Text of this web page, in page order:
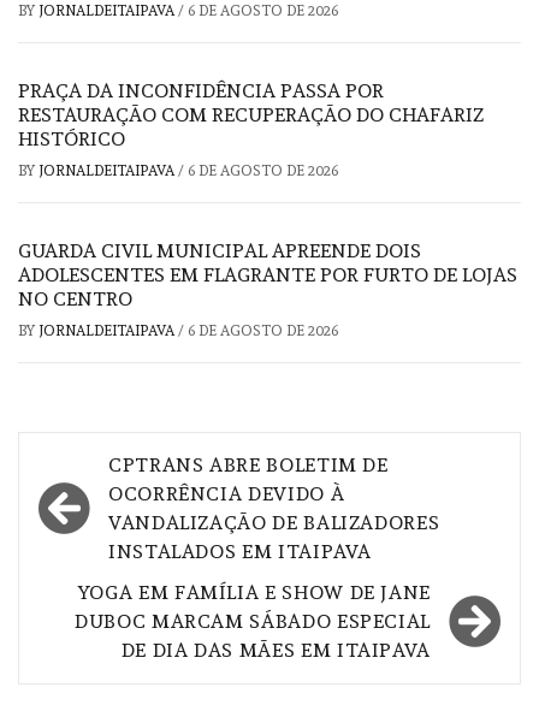
BY JORNALDEITAIPAVA / 6 DE AGOSTO DE 2026
PRAÇA DA INCONFIDÊNCIA PASSA POR
RESTAURAÇÃO COM RECUPERAÇÃO DO CHAFARIZ
HISTÓRICO
BY JORNALDEITAIPAVA / 6 DE AGOSTO DE 2026
GUARDA CIVIL MUNICIPAL APREENDE DOIS
ADOLESCENTES EM FLAGRANTE POR FURTO DE LOJAS
NO CENTRO
BY JORNALDEITAIPAVA / 6 DE AGOSTO DE 2026
Navegação
de
Post
CPTRANS ABRE BOLETIM DE
OCORRÊNCIA DEVIDO À
VANDALIZAÇÃO DE BALIZADORES
INSTALADOS EM ITAIPAVA
YOGA EM FAMÍLIA E SHOW DE JANE
DUBOC MARCAM SÁBADO ESPECIAL
DE DIA DAS MÃES EM ITAIPAVA